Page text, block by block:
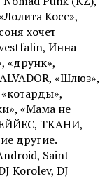
Косс»,
хочет
Инна
«друнк»,
«Шлюз»,
«котарды»,
«Мама не
ТКАНИ,
другие.
Saint
Korolev, DJ